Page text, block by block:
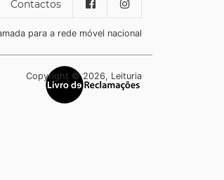
Contactos
para a rede móvel nacional
Copyright © 2026, Leituria